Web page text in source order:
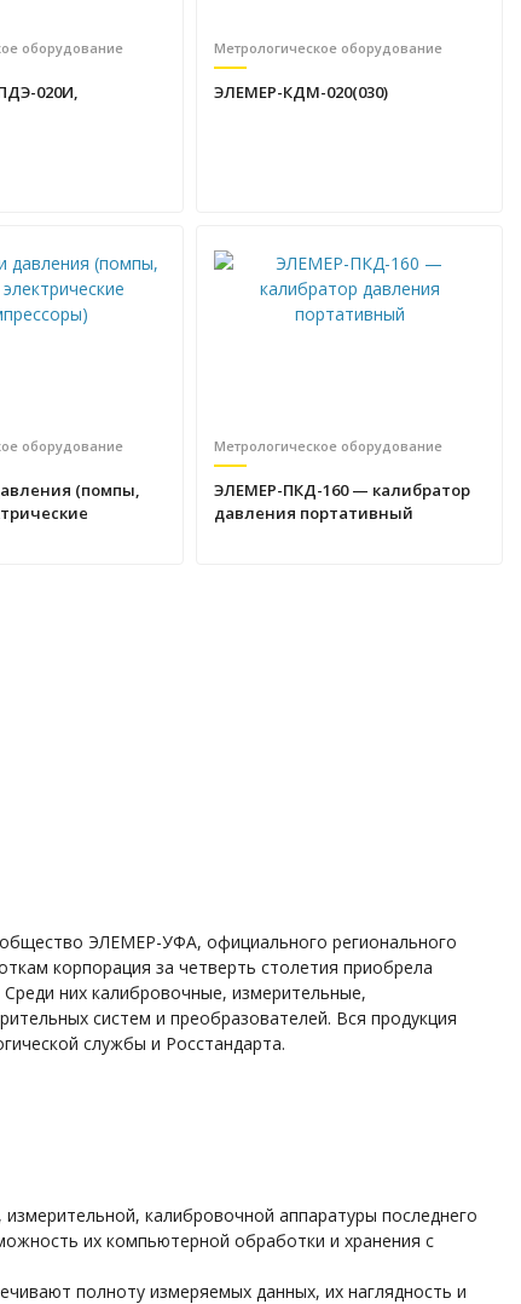
оборудование
020И,
Метрологическое оборудование
ЭЛЕМЕР-КДМ-020(030)
оборудование
(помпы,
Метрологическое оборудование
ЭЛЕМЕР-ПКД-160 — калибратор
давления портативный
ЭЛЕМЕР-УФА, официального регионального
корпорация за четверть столетия приобрела
них калибровочные, измерительные,
систем и преобразователей. Вся продукция
службы и Росстандарта.
калибровочной аппаратуры последнего
их компьютерной обработки и хранения с
полноту измеряемых данных, их наглядность и